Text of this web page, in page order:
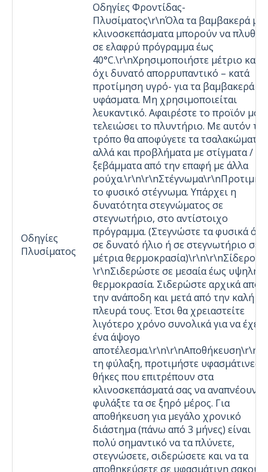
Οδηγίες
Πλυσίματος
Οδηγίες Φροντίδας-
Πλυσίματος\r\nΌλα τα βαμβακερά μας
κλινοσκεπάσματα μπορούν να
σε ελαφρύ πρόγραμμα έως
40°C.\r\nΧρησιμοποιήστε μέτριο και
όχι δυνατό απορρυπαντικό – κατά
προτίμηση υγρό- για τα βαμβακερά
υφάσματα. Μη χρησιμοποιείται
λευκαντικό. Αφαιρέστε το προϊόν
τελειώσει το πλυντήριο. Με αυτόν
τρόπο θα αποφύγετε τα τσαλακώματα
αλλά και προβλήματα με στίγματα /
ξεβάμματα από την επαφή με άλλα
το φυσικό στέγνωμα. Υπάρχει η
δυνατότητα στεγνώματος σε
στεγνωτήριο, στο αντίστοιχο
πρόγραμμα. (Στεγνώστε τα φυσικά όχι
σε δυνατό ήλιο ή σε στεγνωτήριο σε
μέτρια θερμοκρασία)\r\n\r\nΣίδερο
\r\nΣιδερώστε σε μεσαία έως υψηλή
θερμοκρασία. Σιδερώστε αρχικά από
την ανάποδη και μετά από την καλή
πλευρά τους. Έτσι θα χρειαστείτε
λιγότερο χρόνο συνολικά για να έχετε
ένα άψογο
τη φύλαξη, προτιμήστε υφασμάτινες
θήκες που επιτρέπουν στα
κλινοσκεπάσματά σας να αναπνέουν
φυλάξτε τα σε ξηρό μέρος. Για
αποθήκευση για μεγάλο χρονικό
διάστημα (πάνω από 3 μήνες) είναι
πολύ σημαντικό να τα πλύνετε,
στεγνώσετε, σιδερώσετε και να τα
αποθηκεύσετε σε υφασμάτινη